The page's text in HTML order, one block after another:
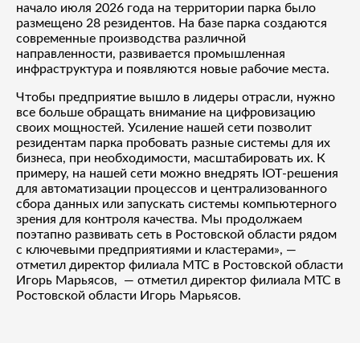
начало июля 2026 года на территории парка было
размещено 28 резидентов. На базе парка создаются
современные производства различной
направленности, развивается промышленная
инфраструктура и появляются новые рабочие места.
Чтобы предприятие вышло в лидеры отрасли, нужно
все больше обращать внимание на цифровизацию
своих мощностей. Усиление нашей сети позволит
резидентам парка пробовать разные системы для их
бизнеса, при необходимости, масштабировать их. К
примеру, на нашей сети можно внедрять IOT-решения
для автоматизации процессов и централизованного
сбора данных или запускать системы компьютерного
зрения для контроля качества. Мы продолжаем
поэтапно развивать сеть в Ростовской области рядом
с ключевыми предприятиями и кластерами», —
отметил директор филиала МТС в Ростовской области
Игорь Марьясов, — отметил директор филиала МТС в
Ростовской области Игорь Марьясов.